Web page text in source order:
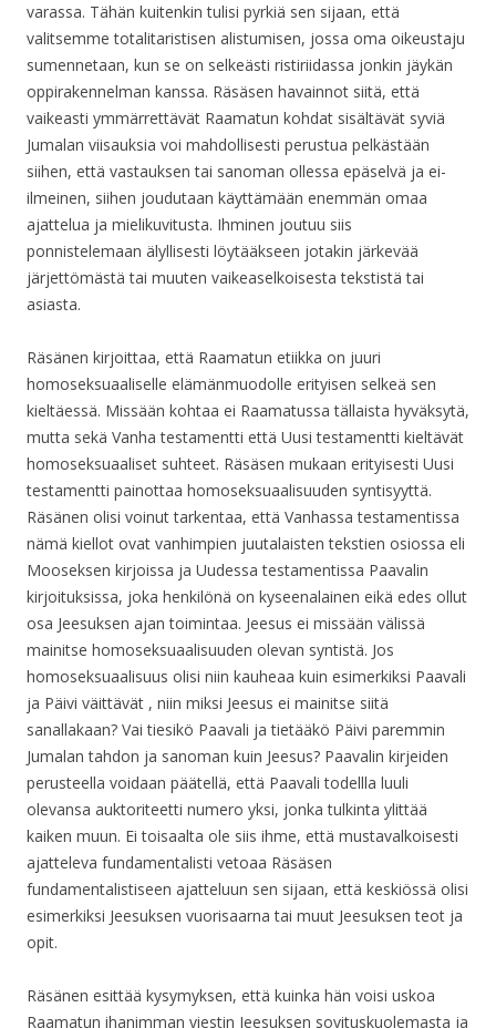
varassa. Tähän kuitenkin tulisi pyrkiä sen sijaan, että
valitsemme totalitaristisen alistumisen, jossa oma oikeustaju
sumennetaan, kun se on selkeästi ristiriidassa jonkin jäykän
oppirakennelman kanssa. Räsäsen havainnot siitä, että
vaikeasti ymmärrettävät Raamatun kohdat sisältävät syviä
Jumalan viisauksia voi mahdollisesti perustua pelkästään
siihen, että vastauksen tai sanoman ollessa epäselvä ja ei-
ilmeinen, siihen joudutaan käyttämään enemmän omaa
ajattelua ja mielikuvitusta. Ihminen joutuu siis
ponnistelemaan älyllisesti löytääkseen jotakin järkevää
järjettömästä tai muuten vaikeaselkoisesta tekstistä tai
asiasta.
Räsänen kirjoittaa, että Raamatun etiikka on juuri
homoseksuaaliselle elämänmuodolle erityisen selkeä sen
kieltäessä. Missään kohtaa ei Raamatussa tällaista hyväksytä,
mutta sekä Vanha testamentti että Uusi testamentti kieltävät
homoseksuaaliset suhteet. Räsäsen mukaan erityisesti Uusi
testamentti painottaa homoseksuaalisuuden syntisyyttä.
Räsänen olisi voinut tarkentaa, että Vanhassa testamentissa
nämä kiellot ovat vanhimpien juutalaisten tekstien osiossa eli
Mooseksen kirjoissa ja Uudessa testamentissa Paavalin
kirjoituksissa, joka henkilönä on kyseenalainen eikä edes ollut
osa Jeesuksen ajan toimintaa. Jeesus ei missään välissä
mainitse homoseksuaalisuuden olevan syntistä. Jos
homoseksuaalisuus olisi niin kauheaa kuin esimerkiksi Paavali
ja Päivi väittävät , niin miksi Jeesus ei mainitse siitä
sanallakaan? Vai tiesikö Paavali ja tietääkö Päivi paremmin
Jumalan tahdon ja sanoman kuin Jeesus? Paavalin kirjeiden
perusteella voidaan päätellä, että Paavali todellla luuli
olevansa auktoriteetti numero yksi, jonka tulkinta ylittää
kaiken muun. Ei toisaalta ole siis ihme, että mustavalkoisesti
ajatteleva fundamentalisti vetoaa Räsäsen
fundamentalistiseen ajatteluun sen sijaan, että keskiössä olisi
esimerkiksi Jeesuksen vuorisaarna tai muut Jeesuksen teot ja
opit.
Räsänen esittää kysymyksen, että kuinka hän voisi uskoa
Raamatun ihanimman viestin Jeesuksen sovituskuolemasta ja